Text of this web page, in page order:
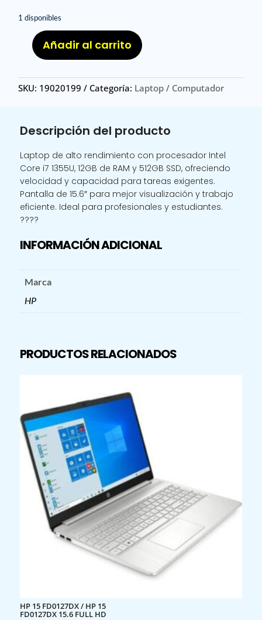
1 disponibles
T
FD000/
T
CORE
I7
1355U
12GB
512GB
SSD
W11H64
Añadir al carrito
SKU: 19020199 Categoría: Laptop / Computador
Descripción del producto
Laptop de alto rendimiento con procesador Intel
Core i7 1355U, 12GB de RAM y 512GB SSD, ofreciendo
velocidad y capacidad para tareas exigentes.
Pantalla de 15.6″ para mejor visualización y trabajo
eficiente. Ideal para profesionales y estudiantes.
????
INFORMACIÓN ADICIONAL
Marca
HP
PRODUCTOS RELACIONADOS
HP 15 FD0127DX / HP 15
FD0127DX 15.6 FULL HD